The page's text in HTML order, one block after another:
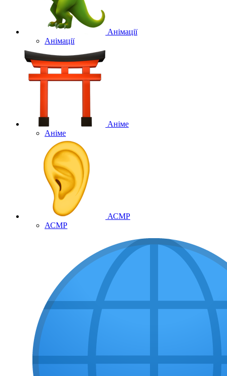
Анімації
Анімації
Аніме
Аніме
АСМР
АСМР